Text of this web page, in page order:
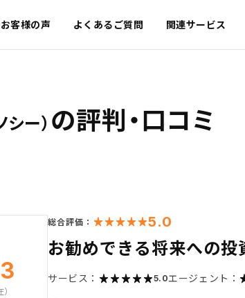
お客様の声 よくあるご質問 関連サービス
シー） の評判・口コミ
総合評価： 5.0
お勧めできる将来への投
サービス： 5.0エージェント：